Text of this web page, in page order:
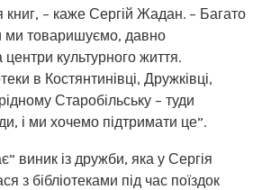
книг, – каже Сергій Жадан. – Багато
ми товаришуємо, давно
культурного життя.
в Костянтинівці, Дружківці,
Старобільську – туди
і ми хочемо підтримати це”.
виник із дружби, яка у Сергія
з бібліотеками під час поїздок